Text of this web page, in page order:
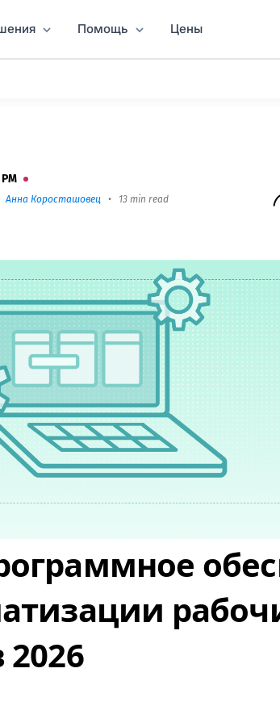
Помощь Цены
рабочих процессов 2026
Анна Коросташовец • 13 min read
2026